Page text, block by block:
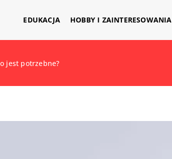
EDUKACJA HOBBY I ZAINTERESOWANIA
jest potrzebne?